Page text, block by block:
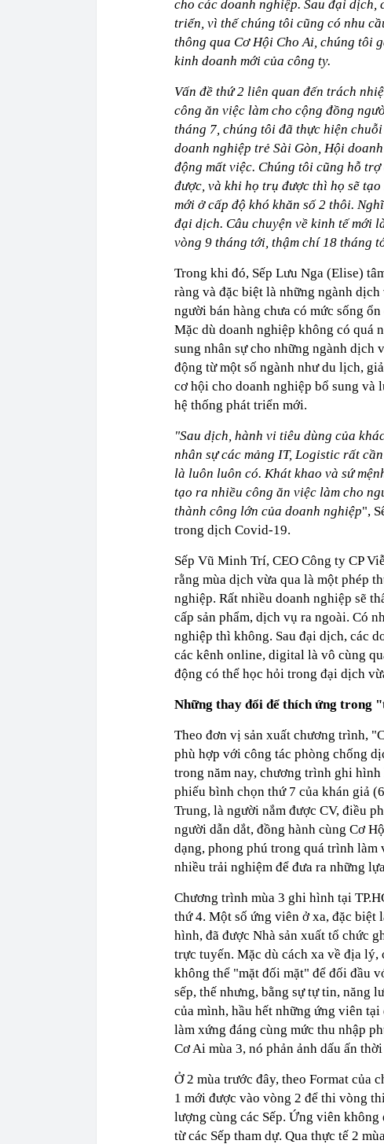
cho các doanh nghiệp. Sau đại
triển, vì thế chúng tôi cũng có nhu
thông qua Cơ Hội Cho Ai, chúng tôi
kinh doanh mới của công ty.
Vấn đề thứ 2 liên quan đến trách
công ăn việc làm cho cộng đồng
tháng 7, chúng tôi đã thực hiện
doanh nghiệp trẻ Sài Gòn, Hội
động mất việc. Chúng tôi cũng hỗ
được, và khi họ trụ được thì họ sẽ
mới ở cấp độ khó khăn số 2 thôi.
đại dịch. Câu chuyện về kinh tế mới
vòng 9 tháng tới, thậm chí 18 tháng
Trong khi đó, Sếp Lưu Nga (Elise)
ràng và đặc biệt là những ngành
người bán hàng chưa có mức sống
Mặc dù doanh nghiệp không có quá
sung nhân sự cho những ngành dịch
động từ một số ngành như du lịch,
cơ hội cho doanh nghiệp bổ sung và
hệ thống phát triển mới.
"Sau dịch, hành vi tiêu dùng của
nhân sự các mảng IT, Logistic rất
là luôn luôn có. Khát khao và sứ
tạo ra nhiều công ăn việc làm cho
thành công lớn của doanh nghiệp",
trong dịch Covid-19.
Sếp Vũ Minh Trí, CEO Công ty CP
rằng mùa dịch vừa qua là một phép
nghiệp. Rất nhiều doanh nghiệp sẽ
cấp sản phẩm, dịch vụ ra ngoài. Có
nghiệp thì không. Sau đại dịch, các
các kênh online, digital là vô cùng
động có thể học hỏi trong đại dịch
Những thay đổi để thích ứng trong
Theo đơn vị sản xuất chương trình,
phù hợp với công tác phòng chống
trong năm nay, chương trình ghi
phiếu bình chọn thứ 7 của khán giả
Trung, là người nắm được CV, điều
người dẫn dắt, đồng hành cùng Cơ
dạng, phong phú trong quá trình làm
nhiều trải nghiệm để đưa ra những
Chương trình mùa 3 ghi hình tại
thứ 4. Một số ứng viên ở xa, đặc biệt
hình, đã được Nhà sản xuất tổ chức
trực tuyến. Mặc dù cách xa về địa
không thể "mặt đối mặt" để đối đầu
sếp, thế nhưng, bằng sự tự tin, năng
của mình, hầu hết những ứng viên
làm xứng đáng cùng mức thu nhập
Cơ Ai mùa 3, nó phản ảnh dấu ấn
Ở 2 mùa trước đây, theo Format của
1 mới được vào vòng 2 để thi vòng
lượng cùng các Sếp. Ứng viên
từ các Sếp tham dự. Qua thực tế 2